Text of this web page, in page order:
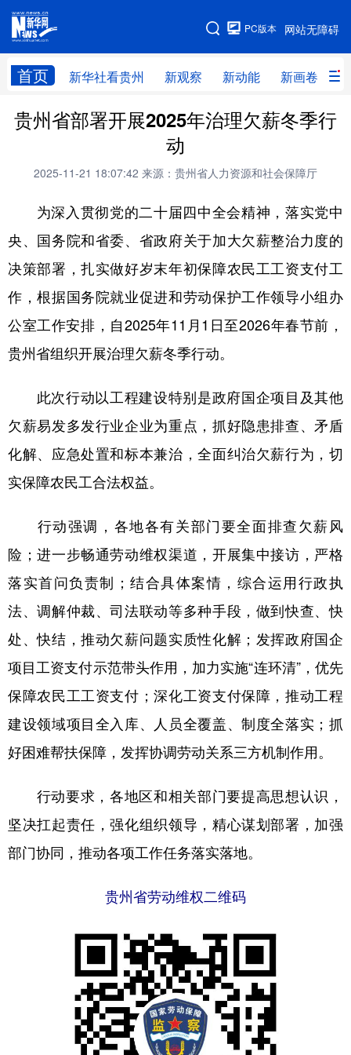
网站无障碍
PC版本
首页 新华社看贵州 新观察 新动能 新画卷
网站地图
新华社看贵州 新观察 新动能 新画卷
直播 视频
畅游贵州 数字贵州 律动贵州 健康贵州
光影贵州 部门之窗 县区直达 企业速递
六盘水 铜仁 黔东南
黔南 黔西南
地方频道
北京 天津 山西
辽宁 吉林
广东 广西 海南 重庆
四川 贵州 云南 西藏
陕西 甘肃 青海 宁夏
新疆 内蒙古 黑龙江
多语种频道
Русский язык 日本語 한국어
Deutsch Português
贵州省部署开展2025年治理欠薪冬季行
动
2025-11-21 18:07:42 来源：贵州省人力资源和社会保障厅
为深入贯彻党的二十届四中全会精神，落实党中
央、国务院和省委、省政府关于加大欠薪整治力度的
决策部署，扎实做好岁末年初保障农民工工资支付工
作，根据国务院就业促进和劳动保护工作领导小组办
公室工作安排，自2025年11月1日至2026年春节前，
贵州省组织开展治理欠薪冬季行动。
此次行动以工程建设特别是政府国企项目及其他
欠薪易发多发行业企业为重点，抓好隐患排查、矛盾
化解、应急处置和标本兼治，全面纠治欠薪行为，切
实保障农民工合法权益。
行动强调，各地各有关部门要全面排查欠薪风
险；进一步畅通劳动维权渠道，开展集中接访，严格
落实首问负责制；结合具体案情，综合运用行政执
法、调解仲裁、司法联动等多种手段，做到快查、快
处、快结，推动欠薪问题实质性化解；发挥政府国企
项目工资支付示范带头作用，加力实施“连环清”，优先
保障农民工工资支付；深化工资支付保障，推动工程
建设领域项目全入库、人员全覆盖、制度全落实；抓
好困难帮扶保障，发挥协调劳动关系三方机制作用。
行动要求，各地区和相关部门要提高思想认识，
坚决扛起责任，强化组织领导，精心谋划部署，加强
部门协同，推动各项工作任务落实落地。
贵州省劳动维权二维码